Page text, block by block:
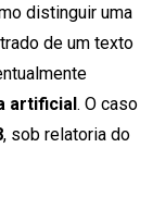
distinguir uma
de um texto
artificial. O caso
, sob relatoria do